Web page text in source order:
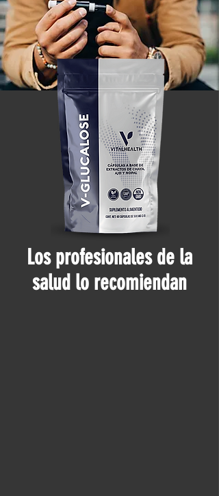
Los profesionales de la
salud lo recomiendan